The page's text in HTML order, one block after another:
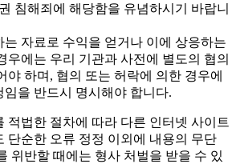
침해죄에 해당함을 유념하시기 바랍니
자료로 수익을 얻거나 이에 상응하는
우에는 우리 기관과 사전에 별도의 협의
야 하며, 협의 또는 허락에 의한 경우에
임을 반드시 명시해야 합니다.
적법한 절차에 따라 다른 인터넷 사이트
단순한 오류 정정 이외에 내용의 무단
위반할 때에는 형사 처벌을 받을 수 있